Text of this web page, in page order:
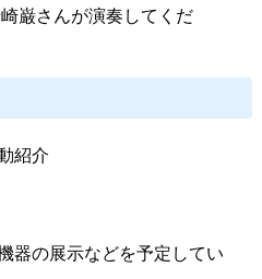
巌さんが演奏してくだ
紹介
器の展示などを予定してい